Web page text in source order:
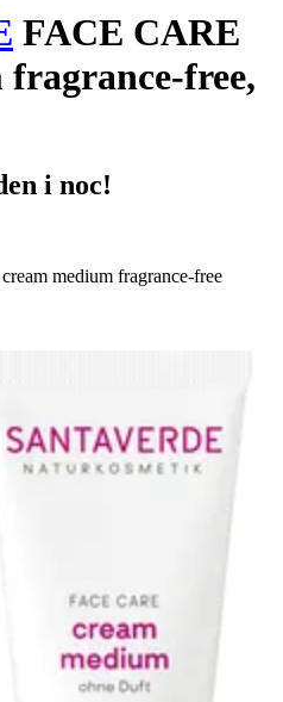
FACE CARE
fragrance-free,
i noc!
medium fragrance-free